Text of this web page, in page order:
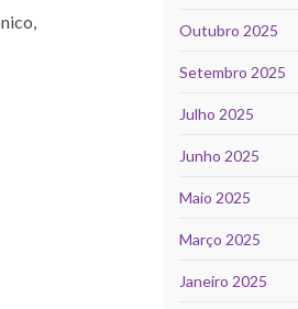
Outubro 2025
Setembro 2025
Julho 2025
Junho 2025
Maio 2025
Março 2025
Janeiro 2025